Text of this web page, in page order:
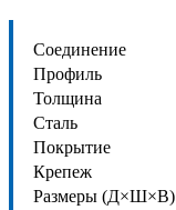
Соединение
Профиль
Толщина
Сталь
Покрытие
Крепеж
Размеры (Д×Ш×В)